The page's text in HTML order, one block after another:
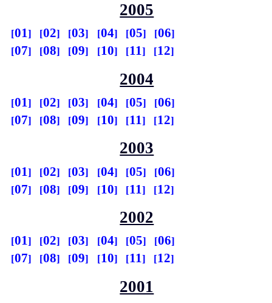
2005
01 02 03 04 05
06
07
08 09 10 11 12
2004
01 02 03 04 05
06
07
08 09 10 11 12
2003
01 02 03 04 05
06
07
08 09 10 11 12
2002
01 02 03 04 05
06
07
08 09 10 11 12
2001